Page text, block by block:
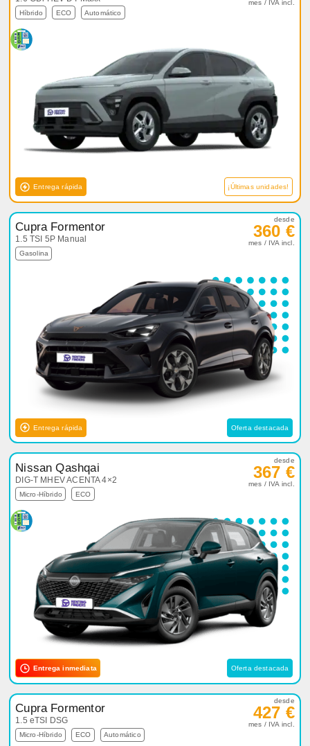
Híbrido ECO Automático
mes / IVA incl.
Entrega rápida ¡Últimas unidades!
Cupra Formentor
1.5 TSI 5P Manual
Gasolina
desde
360 €
mes / IVA incl.
Entrega rápida Oferta destacada
Nissan Qashqai
DIG-T MHEV ACENTA 4×2
Micro-Híbrido ECO
desde
367 €
mes / IVA incl.
Entrega inmediata Oferta destacada
Cupra Formentor
1.5 eTSI DSG
Micro-Híbrido ECO Automático
desde
427 €
mes / IVA incl.